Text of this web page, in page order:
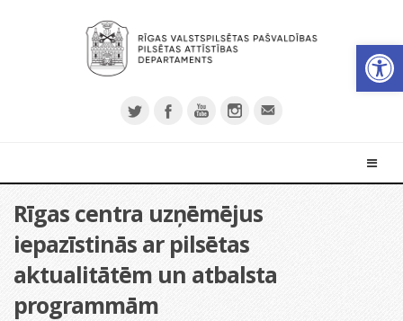
Rīgas centra uzņēmējus
iepazīstinās ar pilsētas
aktualitātēm un atbalsta
programmām